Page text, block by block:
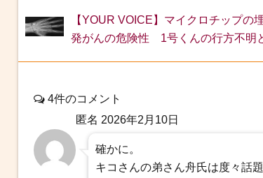
【YOUR VOICE】マイクロチップの
発がんの危険性 1号くんの行方不明
4件のコメント
匿名 2026年2月10日
確かに。
キコさんの弟さん舟氏は度々話